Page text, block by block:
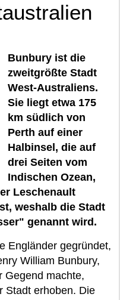
Bunbury ist die
zweitgrößte Stadt
West-Australiens.
Sie liegt etwa 175
km südlich von
Perth auf einer
Halbinsel, die auf
drei Seiten vom
Indischen Ozean,
Leschenault
weshalb die Stadt
genannt wird.
Engländer gegründet,
William Bunbury,
Gegend machte,
Stadt erhoben. Die